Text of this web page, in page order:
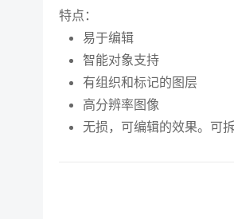
特点：
易于编辑
智能对象支持
有组织和标记的图层
高分辨率图像
无损，可编辑的效果。可